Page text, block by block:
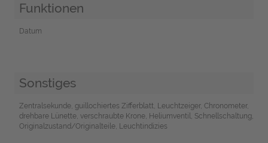
Funktionen
Datum
Sonstiges
Zentralsekunde, guillochiertes Zifferblatt, Leuchtzeiger, Chronometer,
drehbare Lünette, verschraubte Krone, Heliumventil, Schnellschaltung,
Originalzustand/Originalteile, Leuchtindizies